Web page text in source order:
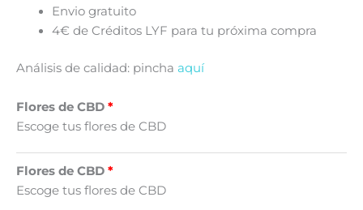
Envio gratuito
4€ de Créditos LYF para tu próxima compra
Análisis de calidad: pincha aquí
Flores de CBD
Escoge tus flores de CBD
Flores de CBD
Escoge tus flores de CBD